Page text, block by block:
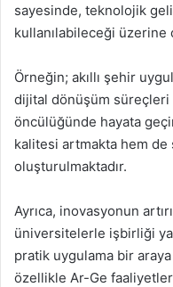
sayesinde, teknolojik
kullanılabileceği üzerine
Örneğin; akıllı şehir
dijital dönüşüm süreçleri
öncülüğünde hayata
kalitesi artmakta hem
oluşturulmaktadır.
Ayrıca, inovasyonun
üniversitelerle işbirliği
pratik uygulama bir
özellikle Ar-Ge